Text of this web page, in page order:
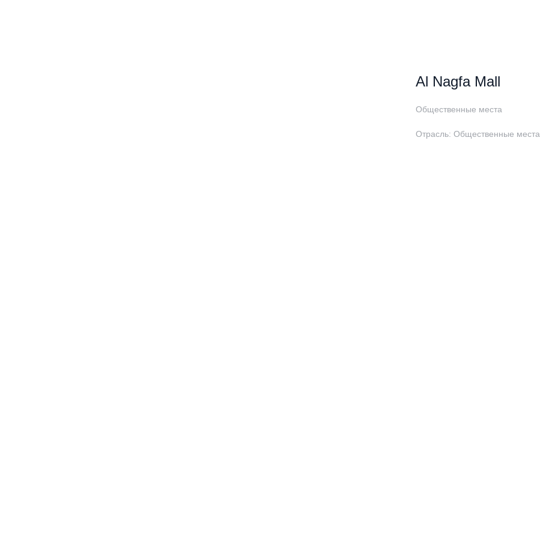
Al Nagfa Mall
Общественные места
Отрасль: Общественные места